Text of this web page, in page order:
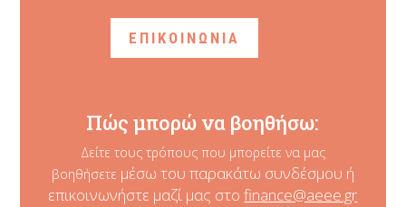
ΕΠΙΚΟΙΝΩΝΙΑ
Πώς μπορώ να βοηθήσω:
Δείτε τους τρόπους που μπορείτε να μας
βοηθήσετε μέσω του παρακάτω συνδέσμου ή
επικοινωνήστε μαζί μας στοfinance@aeee.gr